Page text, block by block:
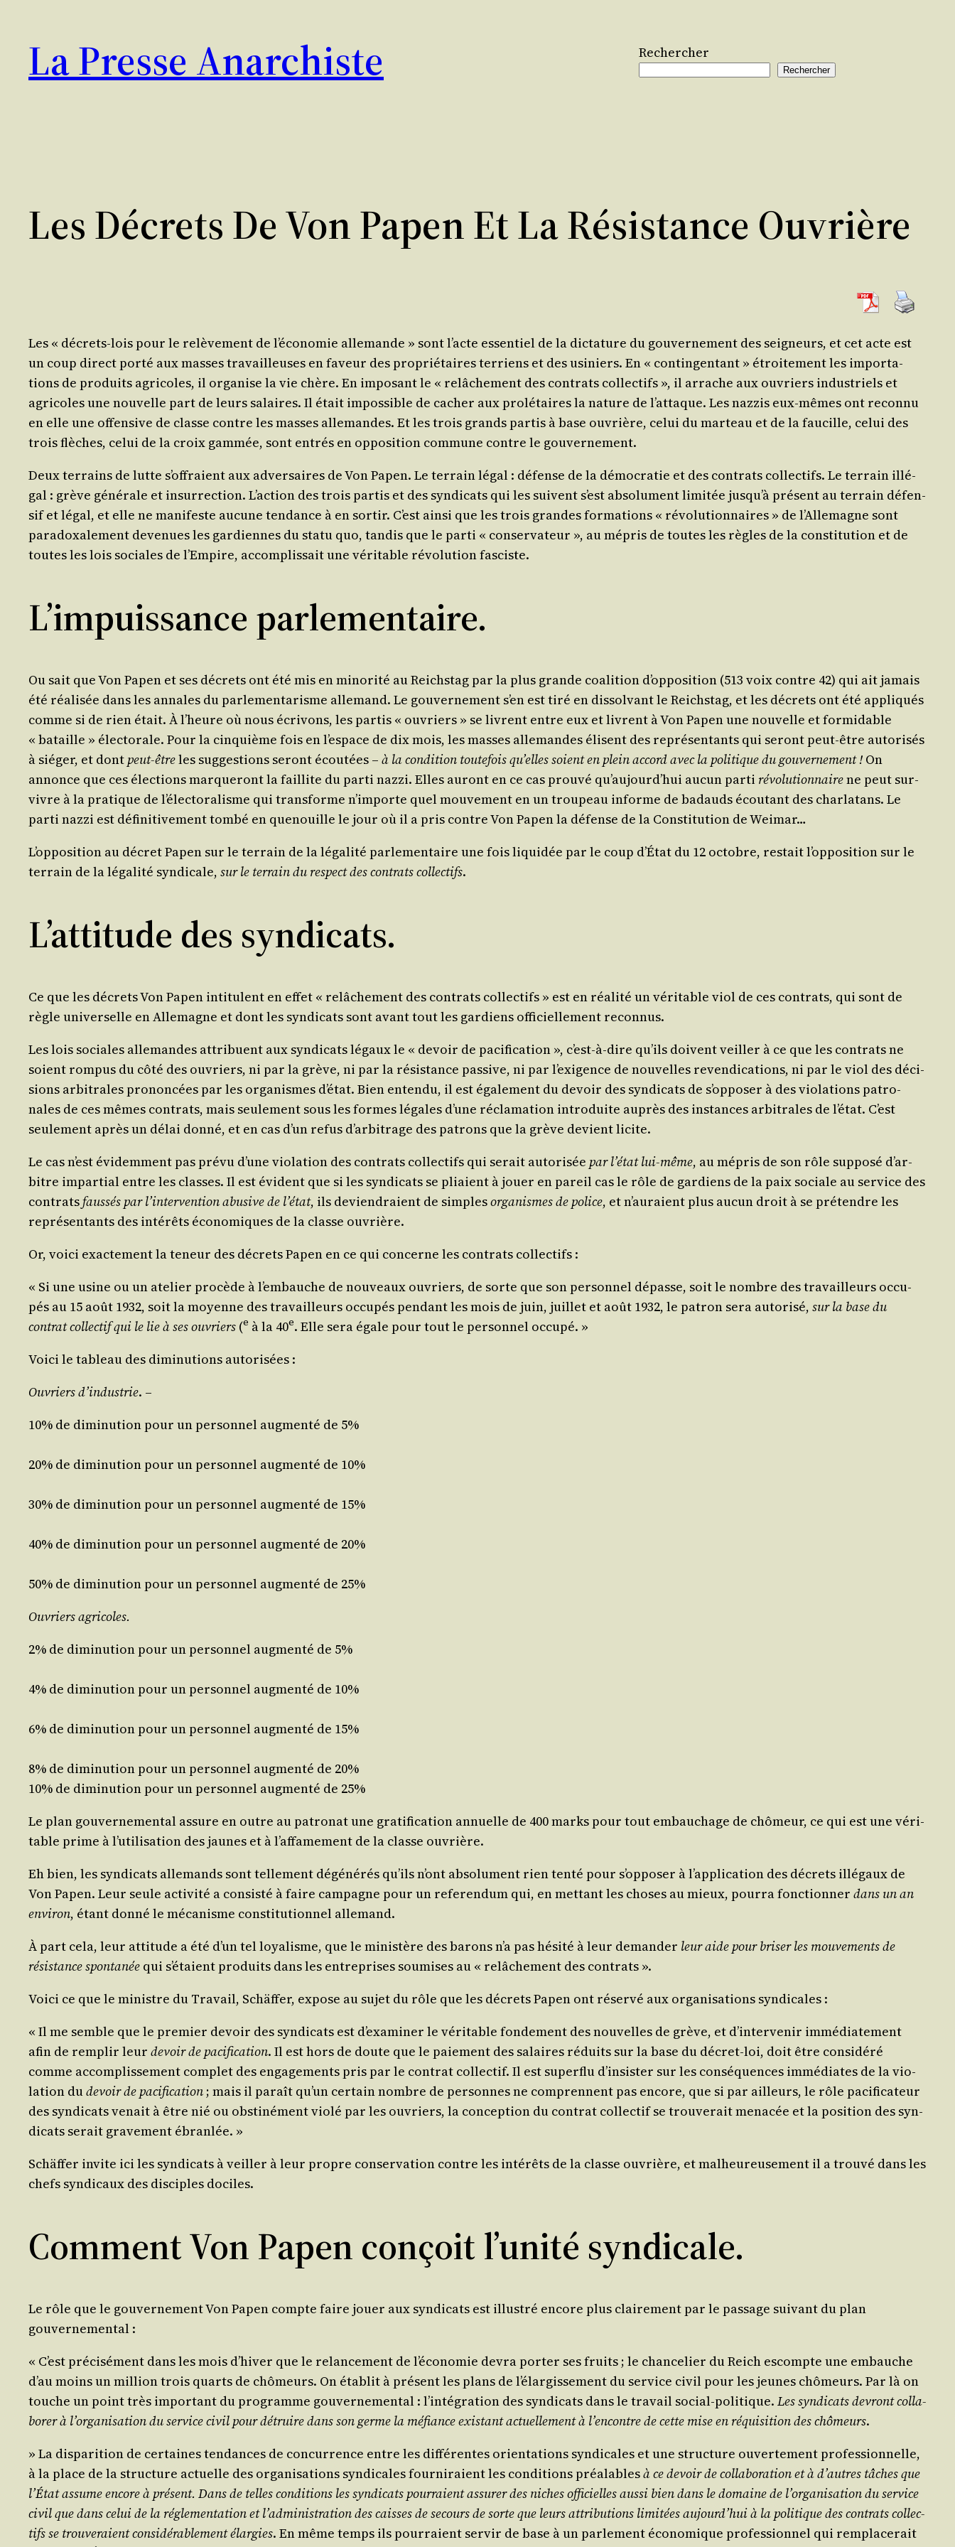
contenu
La Presse Anarchiste Rechercher
Rechercher
Les Décrets De Von Papen Et La Résistance Ouvrière
Les « décrets-lois pour le relè­ve­ment de l’é­co­no­mie alle­mande » sont l’acte essen­tiel de la dic­ta­ture du gou­ver­ne­ment des sei­gneurs, et cet acte est
un coup direct por­té aux masses tra­vailleuses en faveur des pro­prié­taires ter­riens et des usi­niers. En « contin­gen­tant » étroi­te­ment les impor­ta­
tions de pro­duits agri­coles, il orga­nise la vie chère. En impo­sant le « relâ­che­ment des contrats col­lec­tifs », il arrache aux ouvriers indus­triels et
agri­coles une nou­velle part de leurs salaires. Il était impos­sible de cacher aux pro­lé­taires la nature de l’at­taque. Les naz­zis eux-mêmes ont recon­nu
en elle une offen­sive de classe contre les masses alle­mandes. Et les trois grands par­tis à base ouvrière, celui du mar­teau et de la fau­cille, celui des
trois flèches, celui de la croix gam­mée, sont entrés en oppo­si­tion com­mune contre le gouvernement.
Deux ter­rains de lutte s’of­fraient aux adver­saires de Von Papen. Le ter­rain légal : défense de la démo­cra­tie et des contrats col­lec­tifs. Le ter­rain illé­
gal : grève géné­rale et insur­rec­tion. L’ac­tion des trois par­tis et des syn­di­cats qui les suivent s’est abso­lu­ment limi­tée jus­qu’à pré­sent au ter­rain défen­
sif et légal, et elle ne mani­feste aucune ten­dance à en sor­tir. C’est ain­si que les trois grandes for­ma­tions « révo­lu­tion­naires » de l’Al­le­magne sont
para­doxa­le­ment deve­nues les gar­diennes du sta­tu quo, tan­dis que le par­ti « conser­va­teur », au mépris de toutes les règles de la consti­tu­tion et de
toutes les lois sociales de l’Em­pire, accom­plis­sait une véri­table révo­lu­tion fasciste.
L’impuissance parlementaire.
Ou sait que Von Papen et ses décrets ont été mis en mino­ri­té au Reichs­tag par la plus grande coa­li­tion d’op­po­si­tion (513 voix contre 42) qui ait jamais
été réa­li­sée dans les annales du par­le­men­ta­risme alle­mand. Le gou­ver­ne­ment s’en est tiré en dis­sol­vant le Reichs­tag, et les décrets ont été appli­qués
comme si de rien était. À l’heure où nous écri­vons, les par­tis « ouvriers » se livrent entre eux et livrent à Von Papen une nou­velle et for­mi­dable
« bataille » élec­to­rale. Pour la cin­quième fois en l’es­pace de dix mois, les masses alle­mandes élisent des repré­sen­tants qui seront peut-être auto­ri­sés
à sié­ger, et dont peut-êtreles sug­ges­tions seront écou­tées – à la condi­tion tou­te­fois qu’elles soient en plein accord avec la poli­tique du gou­ver­ne­ment ! On
annonce que ces élec­tions mar­que­ront la faillite du par­ti naz­zi. Elles auront en ce cas prou­vé qu’au­jourd’­hui aucun par­ti révo­lu­tion­nairene peut sur­
vivre à la pra­tique de l’é­lec­to­ra­lisme qui trans­forme n’im­porte quel mou­ve­ment en un trou­peau informe de badauds écou­tant des char­la­tans. Le
par­ti naz­zi est défi­ni­ti­ve­ment tom­bé en que­nouille le jour où il a pris contre Von Papen la défense de la Consti­tu­tion de Weimar…
L’op­po­si­tion au décret Papen sur le ter­rain de la léga­li­té par­le­men­taire une fois liqui­dée par le coup d’É­tat du 12 octobre, res­tait l’op­po­si­tion sur le
ter­rain de la léga­li­té syn­di­cale, sur le ter­rain du res­pect des contrats col­lec­tifs.
L’attitude des syndicats.
Ce que les décrets Von Papen inti­tulent en effet « relâ­che­ment des contrats col­lec­tifs » est en réa­li­té un véri­table viol de ces contrats, qui sont de
règle uni­ver­selle en Alle­magne et dont les syn­di­cats sont avant tout les gar­diens offi­ciel­le­ment reconnus.
Les lois sociales alle­mandes attri­buent aux syn­di­cats légaux le « devoir de paci­fi­ca­tion », c’est-à-dire qu’ils doivent veiller à ce que les contrats ne
soient rom­pus du côté des ouvriers, ni par la grève, ni par la résis­tance pas­sive, ni par l’exi­gence de nou­velles reven­di­ca­tions, ni par le viol des déci­
sions arbi­trales pro­non­cées par les orga­nismes d’é­tat. Bien enten­du, il est éga­le­ment du devoir des syn­di­cats de s’op­po­ser à des vio­la­tions patro­
nales de ces mêmes contrats, mais seule­ment sous les formes légales d’une récla­ma­tion intro­duite auprès des ins­tances arbi­trales de l’é­tat. C’est
seule­ment après un délai don­né, et en cas d’un refus d’ar­bi­trage des patrons que la grève devient licite.
Le cas n’est évi­dem­ment pas pré­vu d’une vio­la­tion des contrats col­lec­tifs qui serait auto­ri­sée par l’é­tat lui-même, au mépris de son rôle sup­po­sé d’ar­
bitre impar­tial entre les classes. Il est évident que si les syn­di­cats se pliaient à jouer en pareil cas le rôle de gar­diens de la paix sociale au ser­vice des
contratsfaus­sés par l’in­ter­ven­tion abu­sive de l’é­tat, ils devien­draient de simplesorga­nismes de police, et n’au­raient plus aucun droit à se pré­tendre les
repré­sen­tants des inté­rêts éco­no­miques de la classe ouvrière.
Or, voi­ci exac­te­ment la teneur des décrets Papen en ce qui concerne les contrats collectifs :
« Si une usine ou un ate­lier pro­cède à l’embauche de nou­veaux ouvriers, de sorte que son per­son­nel dépasse, soit le nombre des tra­vailleurs occu­
pés au 15 août 1932, soit la moyenne des tra­vailleurs occu­pés pen­dant les mois de juin, juillet et août 1932, le patron sera auto­ri­sé, sur la base du
contrat col­lec­tif qui le lie à ses ouvriers (e à la 40e. Elle sera égale pour tout le per­son­nel occupé. »
Voi­ci le tableau des dimi­nu­tions autorisées :
Ouvriers d’in­dus­trie. –
10% de dimi­nu­tion pour un per­son­nel aug­men­té de 5%
20% de dimi­nu­tion pour un per­son­nel aug­men­té de 10%
30% de dimi­nu­tion pour un per­son­nel aug­men­té de 15%
40% de dimi­nu­tion pour un per­son­nel aug­men­té de 20%
50% de dimi­nu­tion pour un per­son­nel aug­men­té de 25%
Ouvriers agri­coles.
2% de dimi­nu­tion pour un per­son­nel aug­men­té de 5%
4% de dimi­nu­tion pour un per­son­nel aug­men­té de 10%
6% de dimi­nu­tion pour un per­son­nel aug­men­té de 15%
8% de dimi­nu­tion pour un per­son­nel aug­men­té de 20%
10% de dimi­nu­tion pour un per­son­nel aug­men­té de 25%
Le plan gou­ver­ne­men­tal assure en outre au patro­nat une gra­ti­fi­ca­tion annuelle de 400 marks pour tout embau­chage de chô­meur, ce qui est une véri­
table prime à l’u­ti­li­sa­tion des jaunes et à l’af­fa­me­ment de la classe ouvrière.
Eh bien, les syn­di­cats alle­mands sont tel­le­ment dégé­né­rés qu’ils n’ont abso­lu­ment rien ten­té pour s’op­po­ser à l’ap­pli­ca­tion des décrets illé­gaux de
Von Papen. Leur seule acti­vi­té a consis­té à faire cam­pagne pour un refe­ren­dum qui, en met­tant les choses au mieux, pour­ra fonc­tion­ner dans un an
envi­ron, étant don­né le méca­nisme consti­tu­tion­nel allemand.
À part cela, leur atti­tude a été d’un tel loya­lisme, que le minis­tère des barons n’a pas hési­té à leur deman­der leur aide pour bri­ser les mou­ve­ments de
résis­tance spon­ta­née qui s’é­taient pro­duits dans les entre­prises sou­mises au « relâ­che­ment des contrats ».
Voi­ci ce que le ministre du Tra­vail, Schäf­fer, expose au sujet du rôle que les décrets Papen ont réser­vé aux orga­ni­sa­tions syndicales :
« Il me semble que le pre­mier devoir des syn­di­cats est d’exa­mi­ner le véri­table fon­de­ment des nou­velles de grève, et d’in­ter­ve­nir immé­dia­te­ment
afin de rem­plir leur devoir de paci­fi­ca­tion. Il est hors de doute que le paie­ment des salaires réduits sur la base du décret-loi, doit être consi­dé­ré
comme accom­plis­se­ment com­plet des enga­ge­ments pris par le contrat col­lec­tif. Il est super­flu d’in­sis­ter sur les consé­quences immé­diates de la vio­
la­tion dudevoir de paci­fi­ca­tion ; mais il paraît qu’un cer­tain nombre de per­sonnes ne com­prennent pas encore, que si par ailleurs, le rôle paci­fi­ca­teur
des syn­di­cats venait à être nié ou obs­ti­né­ment vio­lé par les ouvriers, la concep­tion du contrat col­lec­tif se trou­ve­rait mena­cée et la posi­tion des syn­
di­cats serait gra­ve­ment ébranlée. »
Schäf­fer invite ici les syn­di­cats à veiller à leur propre conser­va­tion contre les inté­rêts de la classe ouvrière, et mal­heu­reu­se­ment il a trou­vé dans les
chefs syn­di­caux des dis­ciples dociles.
Comment Von Papen conçoit l’unité syndicale.
Le rôle que le gou­ver­ne­ment Von Papen compte faire jouer aux syn­di­cats est illus­tré encore plus clai­re­ment par le pas­sage sui­vant du plan
gouvernemental :
« C’est pré­ci­sé­ment dans les mois d’hi­ver que le relan­ce­ment de l’é­co­no­mie devra por­ter ses fruits ; le chan­ce­lier du Reich escompte une embauche
d’au moins un mil­lion trois quarts de chô­meurs. On éta­blit à pré­sent les plans de l’é­lar­gis­se­ment du ser­vice civil pour les jeunes chô­meurs. Par là on
touche un point très impor­tant du pro­gramme gou­ver­ne­men­tal : l’in­té­gra­tion des syn­di­cats dans le tra­vail social-poli­tique. Les syn­di­cats devront col­la­
bo­rer à l’or­ga­ni­sa­tion du ser­vice civil pour détruire dans son germe la méfiance exis­tant actuel­le­ment à l’en­contre de cette mise en réqui­si­tion des chô­meurs.
» La dis­pa­ri­tion de cer­taines ten­dances de concur­rence entre les dif­fé­rentes orien­ta­tions syn­di­cales et une struc­ture ouver­te­ment pro­fes­sion­nelle,
à la place de la struc­ture actuelle des orga­ni­sa­tions syn­di­cales four­ni­raient les condi­tions préa­lablesà ce devoir de col­la­bo­ra­tion et à d’autres tâches que
l’É­tat assume encore à pré­sent. Dans de telles condi­tions les syn­di­cats pour­raient assu­rer des niches offi­cielles aus­si bien dans le domaine de l’or­ga­ni­sa­tion du ser­vice
civil que dans celui de la régle­men­ta­tion et l’ad­mi­nis­tra­tion des caisses de secours de sorte que leurs attri­bu­tions limi­tées aujourd’­hui à la poli­tique des contrats col­lec­
tifs se trou­ve­raient consi­dé­ra­ble­ment élar­gies. En même temps ils pour­raient ser­vir de base à un par­le­ment éco­no­mique pro­fes­sion­nel qui rem­pla­ce­rait